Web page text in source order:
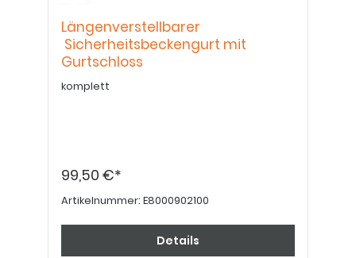
Längenverstellbarer
Sicherheitsbeckengurt mit
Gurtschloss
komplett
99,50 €*
Artikelnummer: E8000902100
Details